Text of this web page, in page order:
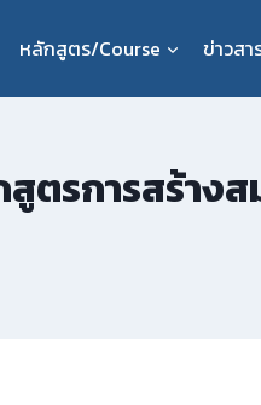
หลักสูตร/Course ข่าวส
ตรการสร้าง